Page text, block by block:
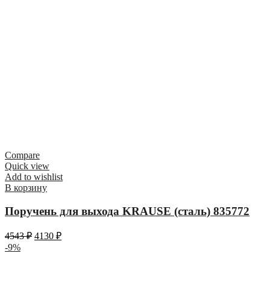
Compare
Quick view
Add to wishlist
В корзину
Поручень для выхода KRAUSE (сталь) 835772
4543₽ 4130 ₽
-9%